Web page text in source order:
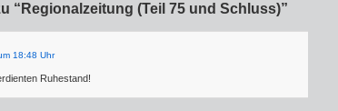
“Regionalzeitung (Teil 75 und Schluss)”
18:48 Uhr
Ruhestand!